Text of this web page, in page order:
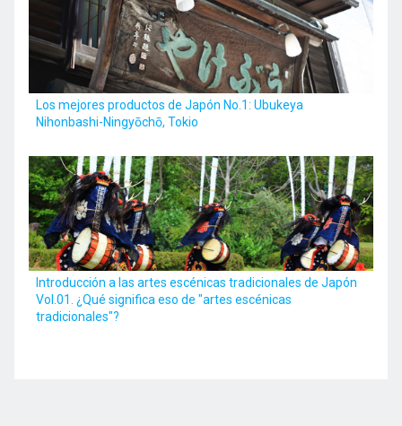
Los mejores productos de Japón No.1: Ubukeya
Nihonbashi-Ningyōchō, Tokio
Introducción a las artes escénicas tradicionales de Japón
Vol.01. ¿Qué significa eso de "artes escénicas
tradicionales"?